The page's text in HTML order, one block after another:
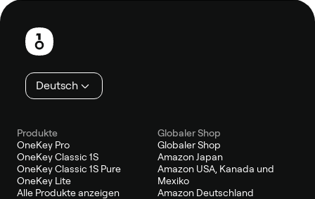
Fußzeile
Deutsch
Produkte
OneKey Pro
OneKey Classic 1S
OneKey Classic 1S Pure
OneKey Lite
Alle Produkte anzeigen
Globaler Shop
Globaler Shop
Amazon Japan
Amazon USA, Kanada und
Mexiko
Amazon Deutschland